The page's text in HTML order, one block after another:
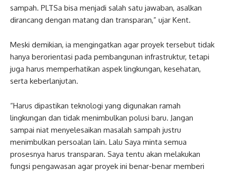
sampah. PLTSa bisa menjadi salah satu jawaban, asalkan
dirancang dengan matang dan transparan,” ujar Kent.
Meski demikian, ia mengingatkan agar proyek tersebut tidak
hanya berorientasi pada pembangunan infrastruktur, tetapi
juga harus memperhatikan aspek lingkungan, kesehatan,
serta keberlanjutan.
“Harus dipastikan teknologi yang digunakan ramah
lingkungan dan tidak menimbulkan polusi baru. Jangan
sampai niat menyelesaikan masalah sampah justru
menimbulkan persoalan lain. Lalu Saya minta semua
prosesnya harus transparan. Saya tentu akan melakukan
fungsi pengawasan agar proyek ini benar-benar memberi